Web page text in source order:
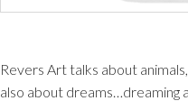
Revers Art talks about
also about dreams…dreaming